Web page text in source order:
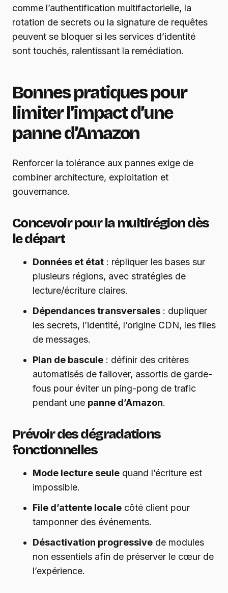
comme l’authentification multifactorielle, la
rotation de secrets ou la signature de requêtes
peuvent se bloquer si les services d’identité
sont touchés, ralentissant la remédiation.
Bonnes pratiques pour
limiter l’impact d’une
panne d’Amazon
Renforcer la tolérance aux pannes exige de
combiner architecture, exploitation et
gouvernance.
Concevoir pour la multirégion dès
le départ
Données et état : répliquer les bases sur
plusieurs régions, avec stratégies de
lecture/écriture claires.
Dépendances transversales : dupliquer
les secrets, l’identité, l’origine CDN, les files
de messages.
Plan de bascule : définir des critères
automatisés de failover, assortis de garde-
fous pour éviter un ping-pong de trafic
pendant une panne d’Amazon.
Prévoir des dégradations
fonctionnelles
Mode lecture seule quand l’écriture est
impossible.
File d’attente locale côté client pour
tamponner des événements.
Désactivation progressive de modules
non essentiels afin de préserver le cœur de
l’expérience.